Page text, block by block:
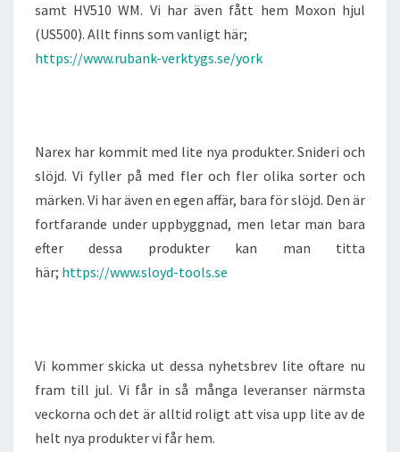
samt HV510 WM. Vi har även fått hem Moxon hjul
(US500). Allt finns som vanligt här;
https://www.rubank-verktygs.se/york
Narex har kommit med lite nya produkter. Snideri och
slöjd. Vi fyller på med fler och fler olika sorter och
märken. Vi har även en egen affär, bara för slöjd. Den är
fortfarande under uppbyggnad, men letar man bara
efter dessa produkter kan man titta
här; https://www.sloyd-tools.se
Vi kommer skicka ut dessa nyhetsbrev lite oftare nu
fram till jul. Vi får in så många leveranser närmsta
veckorna och det är alltid roligt att visa upp lite av de
helt nya produkter vi får hem.